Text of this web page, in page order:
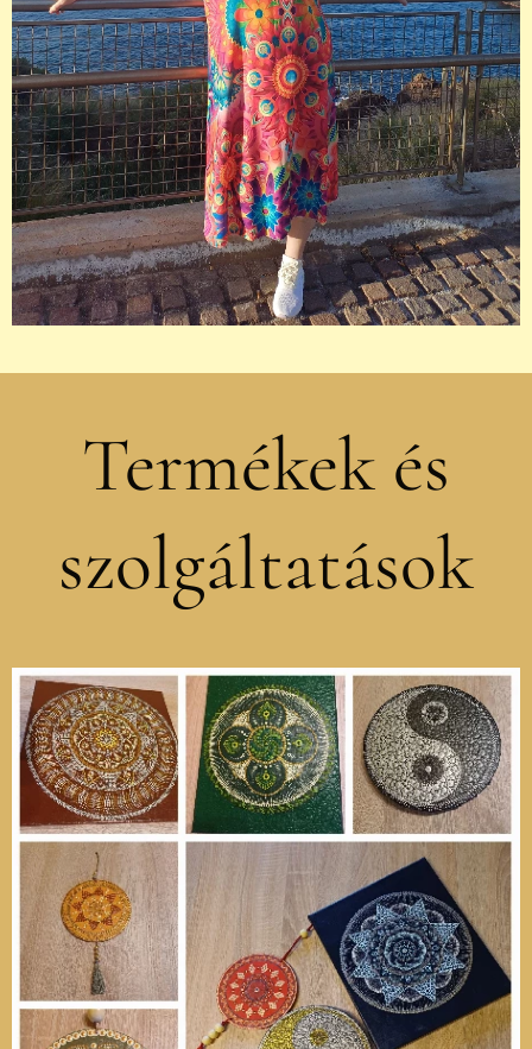
Termékek és
szolgáltatások